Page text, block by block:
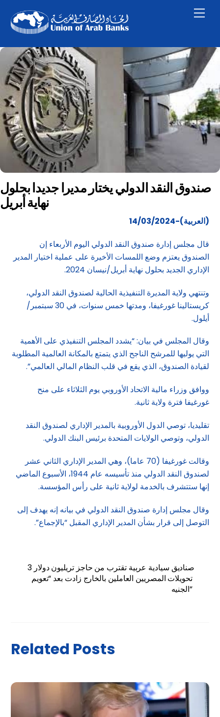
content
صندوق النقد الدولي يختار مديرا جديدا بحلول
نهاية أبريل
(العربية)-14/03/2024
قال مجلس إدارة صندوق النقد الدولي اليوم الأربعاء إن
الصندوق يعتزم وضع اللمسات الأخيرة على عملية اختيار المدير
الإداري الجديد بحلول نهاية أبريل/نيسان 2024.
وتنتهي ولاية المديرة التنفيذية الحالية لصندوق النقد الدولي،
كريستالينا غورغيفا، ومدتها خمس سنوات، في 30 سبتمبر/
أيلول.
وقال المجلس في بيان: “يشدد المجلس التنفيذي على الأهمية
التي يوليها للمرشح الناجح الذي يتمتع بالمكانة العالمية المطلوبة
لقيادة الصندوق، الذي يقع في قلب النظام المالي العالمي”.
ووافق وزراء مالية الاتحاد الأوروبي يوم الثلاثاء على منح
غورغيفا فترة ولاية ثانية.
تقليديا، توصي الدول الأوروبية بالمدير الإداري لصندوق النقد
الدولي، وتوصي الولايات المتحدة برئيس البنك الدولي.
وقالت غورغيفا (70 عاما)، وهي المدير الإداري الثاني عشر
لصندوق النقد الدولي منذ تأسيسه عام 1944، الأسبوع الماضي
إنها ستتشرف بالخدمة لولاية ثانية على رأس المؤسسة.
وقال مجلس إدارة صندوق النقد الدولي في بيانه إنه يهدف إلى
التوصل إلى قرار بشأن المدير الإداري المقبل “بالإجماع”.
3 صناديق سيادية عربية تقترب من حاجز تريليون دولار
تحويلات المصريين العاملين بالخارج زادت بعد “تعويم
الجنيه”
Related Posts